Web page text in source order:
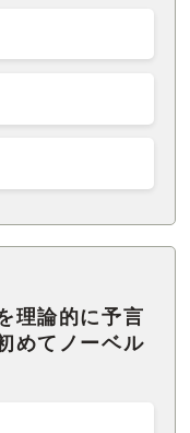
理論的に予言
めてノーベル